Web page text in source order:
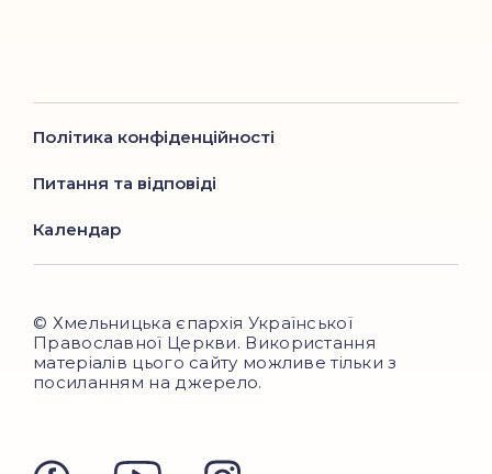
Політика конфіденційності
Питання та відповіді
Календар
© Хмельницька єпархія Української
Православної Церкви. Використання
матеріалів цього сайту можливе тільки з
посиланням на джерело.